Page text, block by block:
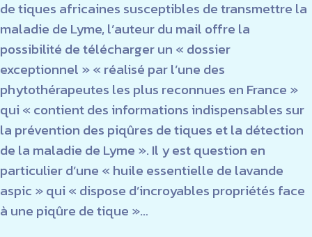
de tiques africaines susceptibles de transmettre la
maladie de Lyme, l’auteur du mail offre la
possibilité de télécharger un « dossier
exceptionnel » « réalisé par l’une des
phytothérapeutes les plus reconnues en France »
qui « contient des informations indispensables sur
la prévention des piqûres de tiques et la détection
de la maladie de Lyme ». Il y est question en
particulier d’une « huile essentielle de lavande
aspic » qui « dispose d’incroyables propriétés face
à une piqûre de tique »…